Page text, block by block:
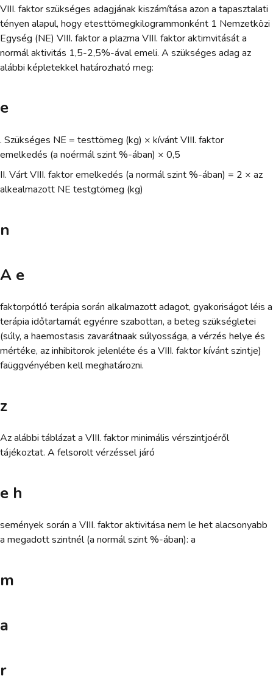
VIII. faktor szükséges adagjának kiszámítása azon a tapasztalati
tényen alapul, hogy etesttömegkilogrammonként 1 Nemzetközi
Egység (NE) VIII. faktor a plazma VIII. faktor aktimvitását a
normál aktivitás 1,5-2,5%-ával emeli. A szükséges adag az
alábbi képletekkel határozható meg:
e
. Szükséges NE = testtömeg (kg) × kívánt VIII. faktor
emelkedés (a noérmál szint %-ában) × 0,5
II. Várt VIII. faktor emelkedés (a normál szint %-ában) = 2 × az
alkealmazott NE testgtömeg (kg)
n
A e
faktorpótló terápia során alkalmazott adagot, gyakoriságot léis a
terápia időtartamát egyénre szabottan, a beteg szükségletei
(súly, a haemostasis zavarátnaak súlyossága, a vérzés helye és
mértéke, az inhibitorok jelenléte és a VIII. faktor kívánt szintje)
faüggvényében kell meghatározni.
z
Az alábbi táblázat a VIII. faktor minimális vérszintjoéről
tájékoztat. A felsorolt vérzéssel járó
e h
semények során a VIII. faktor aktivitása nem le het alacsonyabb
a megadott szintnél (a normál szint %-ában): a
m
a
r